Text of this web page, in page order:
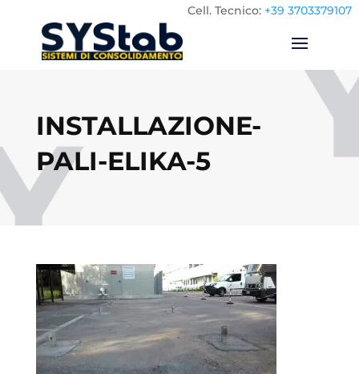
Cell. Tecnico: +39 3703379107
INSTALLAZIONE-
PALI-ELIKA-5